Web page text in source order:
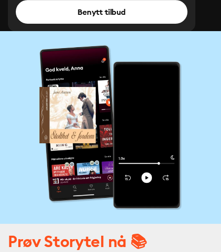
Benytt tilbud
Prøv Storytel nå 📚